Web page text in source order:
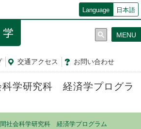
Language 日本語
交通アクセス お問い合わせ
MENU
科学研究科 経済学プログラ
社会科学研究科 経済学プログラム